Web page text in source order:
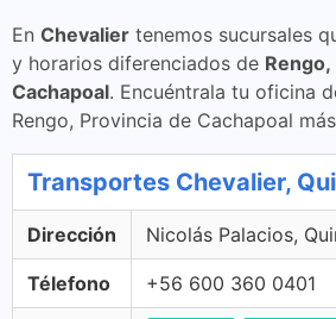
En Chevalier tenemos sucursales
y horarios diferenciados de
Cachapoal. Encuéntrala tu oficina
Rengo, Provincia de Cachapoal
Transportes Chevalier,
Dirección Nicolás Palacios,
Télefono +56 600 360 0401